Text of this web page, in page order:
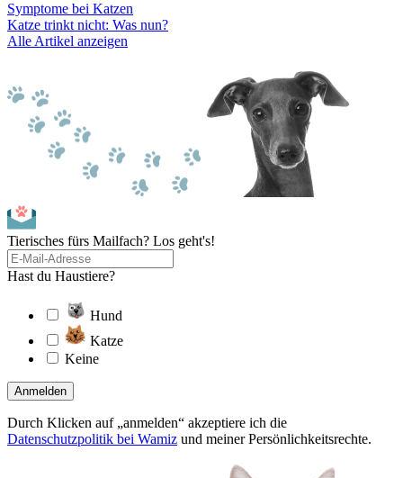
Symptome bei Katzen
Katze trinkt nicht: Was nun?
Alle Artikel anzeigen
Tierisches fürs Mailfach? Los geht's!
Hast du Haustiere?
Hund
Katze
Keine
Anmelden
Durch Klicken auf „anmelden“ akzeptiere ich die
Datenschutzpolitik bei Wamiz und meiner Persönlichkeitsrechte.